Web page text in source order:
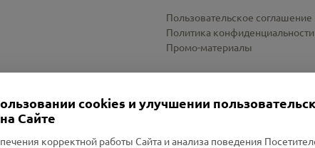
Пользовательское соглашение
Политика конфиденциальности
Промо-материалы
cookies и улучшении
Сайте
корректной работы Сайта и анализа поведения